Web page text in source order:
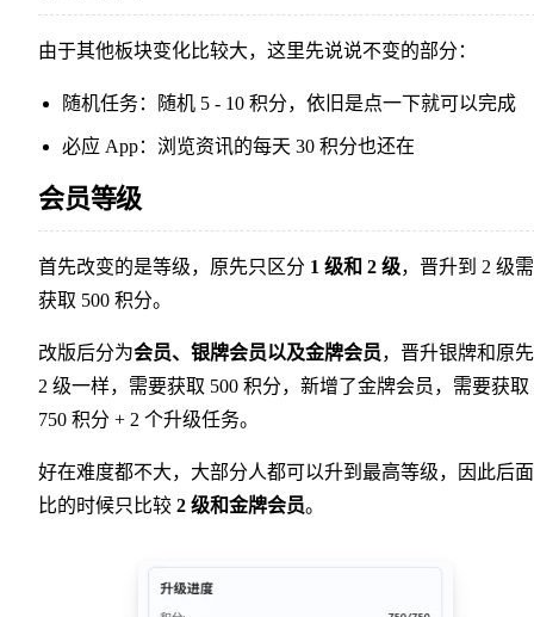
由于其他板块变化比较大，这里先说说不变的部分：
随机任务：随机 5 - 10 积分，依旧是点一下就可以完成
必应 App：浏览资讯的每天 30 积分也还在
会员等级
首先改变的是等级，原先只区分 1 级和 2 级，晋升到 2 级
获取 500 积分。
改版后分为会员、银牌会员以及金牌会员，晋升银牌和原
2 级一样，需要获取 500 积分，新增了金牌会员，需要获取
750 积分 + 2 个升级任务。
好在难度都不大，大部分人都可以升到最高等级，因此后
比的时候只比较 2 级和金牌会员。